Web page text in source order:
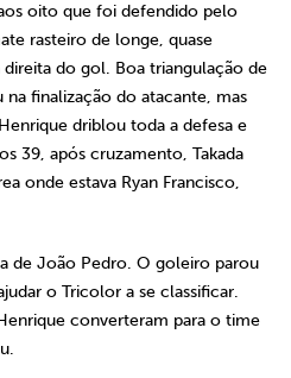
oito que foi defendido pelo
rasteiro de longe, quase
do gol. Boa triangulação de
finalização do atacante, mas
driblou toda a defesa e
39, após cruzamento, Takada
onde estava Ryan Francisco,
de João Pedro. O goleiro parou
o Tricolor a se classificar.
converteram para o time